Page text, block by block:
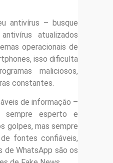
antivírus – busque
atualizados
operacionais de
isso dificulta
maliciosos,
constantes.
de informação –
sempre esperto e
golpes, mas sempre
fontes confiáveis,
de WhatsApp são os